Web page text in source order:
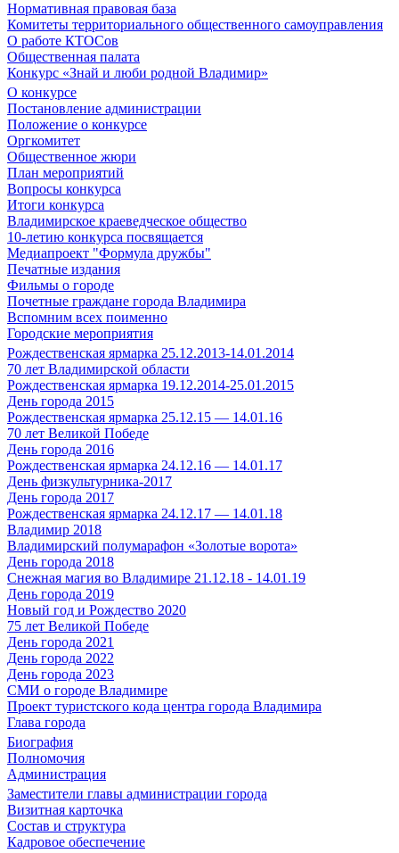
Нормативная правовая база
Комитеты территориального общественного самоуправления
О работе КТОСов
Общественная палата
Конкурс «Знай и люби родной Владимир»
О конкурсе
Постановление администрации
Положение о конкурсе
Оргкомитет
Общественное жюри
План мероприятий
Вопросы конкурса
Итоги конкурса
Владимирское краеведческое общество
10-летию конкурса посвящается
Медиапроект "Формула дружбы"
Печатные издания
Фильмы о городе
Почетные граждане города Владимира
Вспомним всех поименно
Городские мероприятия
Рождественская ярмарка 25.12.2013-14.01.2014
70 лет Владимирской области
Рождественская ярмарка 19.12.2014-25.01.2015
День города 2015
Рождественская ярмарка 25.12.15 — 14.01.16
70 лет Великой Победе
День города 2016
Рождественская ярмарка 24.12.16 — 14.01.17
День физкультурника-2017
День города 2017
Рождественская ярмарка 24.12.17 — 14.01.18
Владимир 2018
Владимирский полумарафон «Золотые ворота»
День города 2018
Снежная магия во Владимире 21.12.18 - 14.01.19
День города 2019
Новый год и Рождество 2020
75 лет Великой Победе
День города 2021
День города 2022
День города 2023
СМИ о городе Владимире
Проект туристского кода центра города Владимира
Глава города
Биография
Полномочия
Администрация
Заместители главы администрации города
Визитная карточка
Состав и структура
Кадровое обеспечение